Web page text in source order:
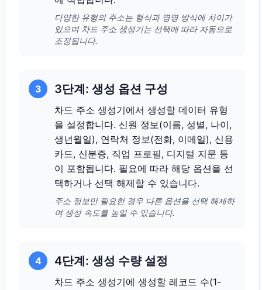
다양한 유형의 주소는 형식과 명명 방식에 차이가
있으며 차드 주소 생성기는 선택에 따라 자동으로
조정됩니다.
3 3단계: 생성 옵션 구성
차드 주소 생성기에서 생성할 데이터 유형
을 설정합니다. 신원 정보(이름, 성별, 나이,
생년월일), 연락처 정보(전화, 이메일), 신용
카드, 신분증, 직업 프로필, 디지털 지문 등
이 포함됩니다. 필요에 따라 해당 옵션을 선
택하거나 선택 해제할 수 있습니다.
주소 정보만 필요한 경우 다른 옵션을 선택 해제하
여 생성 속도를 높일 수 있습니다.
4 4단계: 생성 수량 설정
차드 주소 생성기에 생성할 레코드 수(1-